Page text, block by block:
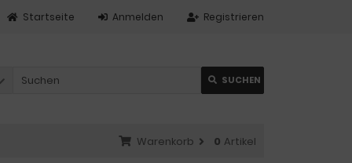
Registrieren
Anmelden
Startseite
SUCHEN
Warenkorb 0 Artikel